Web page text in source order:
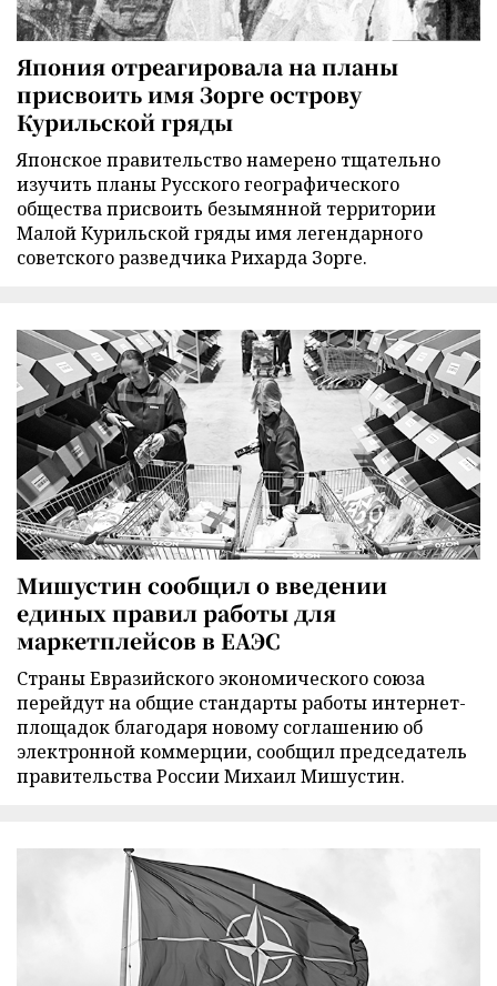
Япония отреагировала на планы
присвоить имя Зорге острову
Курильской гряды
Японское правительство намерено тщательно
изучить планы Русского географического
общества присвоить безымянной территории
Малой Курильской гряды имя легендарного
советского разведчика Рихарда Зорге.
Мишустин сообщил о введении
единых правил работы для
маркетплейсов в ЕАЭС
Страны Евразийского экономического союза
перейдут на общие стандарты работы интернет-
площадок благодаря новому соглашению об
электронной коммерции, сообщил председатель
правительства России Михаил Мишустин.